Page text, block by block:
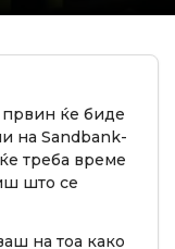
ќе биде
на Sandbank-
треба време
што се
на тоа како